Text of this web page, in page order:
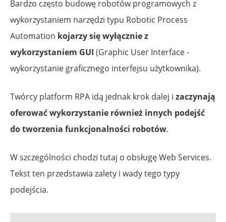
Bardzo często budowę robotów programowych z
wykorzystaniem narzędzi typu Robotic Process
Automation kojarzy się wyłącznie z
wykorzystaniem GUI (Graphic User Interface -
wykorzystanie graficznego interfejsu użytkownika).
Twórcy platform RPA idą jednak krok dalej i zaczynają
oferować wykorzystanie również innych podejść
do tworzenia funkcjonalności robotów.
W szczególności chodzi tutaj o obsługę Web Services.
Tekst ten przedstawia zalety i wady tego typy
podejścia.